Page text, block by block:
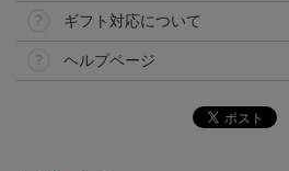
ギフト対応について
ヘルプページ